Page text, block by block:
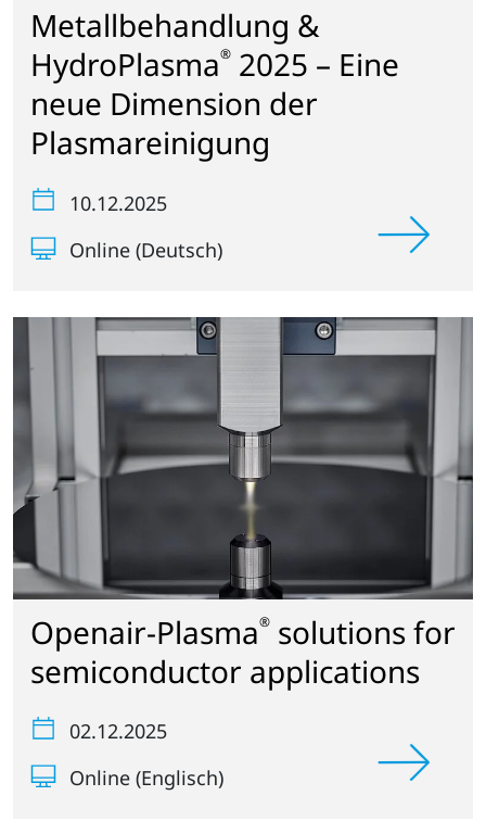
Metallbehandlung &
HydroPlasma® 2025 – Eine
neue Dimension der
Plasmareinigung
10.12.2025
Online (Deutsch)
Openair-Plasma® solutions for
semiconductor applications
02.12.2025
Online (Englisch)